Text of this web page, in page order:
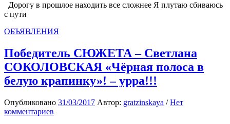
Дорогу в прошлое находить все сложнее Я плутаю сбиваюсь
с пути
ОБЪЯВЛЕНИЯ
Победитель СЮЖЕТА – Светлана
СОКОЛОВСКАЯ «Чёрная полоса в
белую крапинку»! – урра!!!
Опубликовано 31/03/2017 Автор: gratzinskaya /Нет
комментариев